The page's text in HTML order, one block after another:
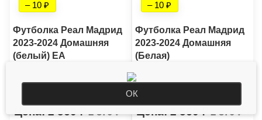
– 10
Футболка Реал Мадрид
2023-2024 Домашняя
(белый) EA
2 560 2 570
– 10
Футболка Реал Мадрид
2023-2024 Домашняя
(Белая)
2 560 2 570
ОК